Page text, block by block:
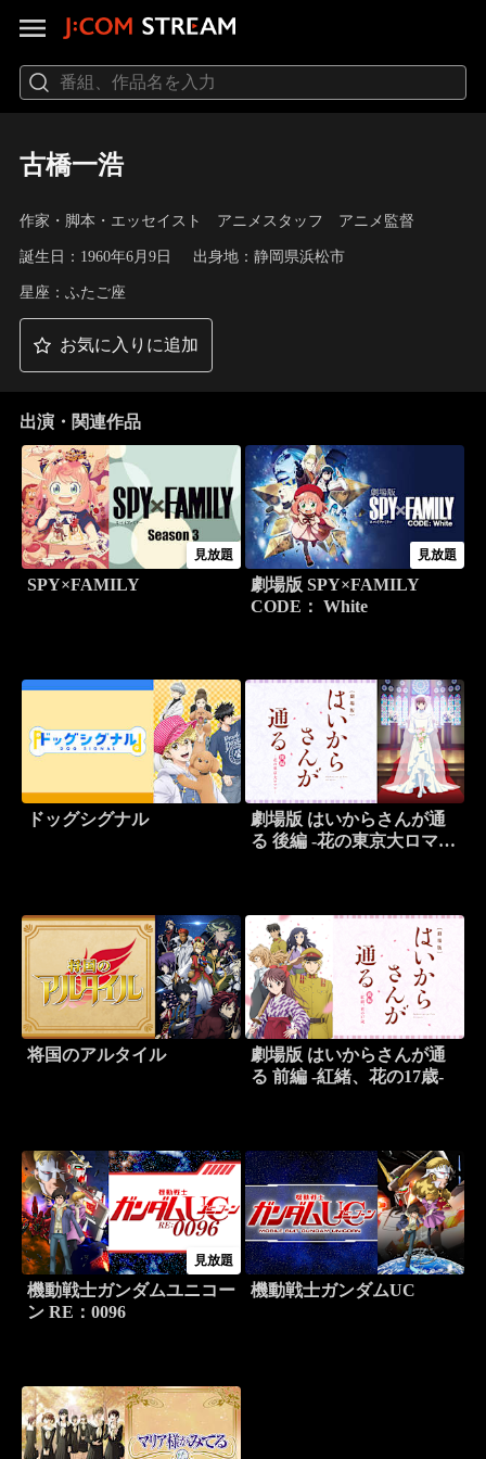
古橋一浩
作家・脚本・エッセイスト アニメスタッフ アニメ監督
誕生日：1960年6月9日 出身地：静岡県浜松市
星座：ふたご座
お気に入りに追加
出演・関連作品
見放題
SPY×FAMILY
見放題
劇場版 SPY×FAMILY
CODE： White
ドッグシグナル
劇場版 はいからさんが通
る 後編 -花の東京大ロマ
将国のアルタイル
劇場版 はいからさんが通
る 前編 -紅緒、花の17歳-
見放題
機動戦士ガンダムユニコー
ン RE：0096
機動戦士ガンダムUC